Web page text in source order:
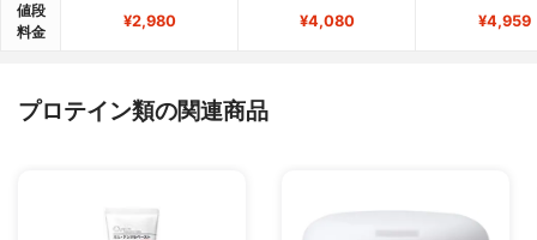
値段
料金
¥2,980 ¥4,080 ¥4,959
プロテイン類の関連商品